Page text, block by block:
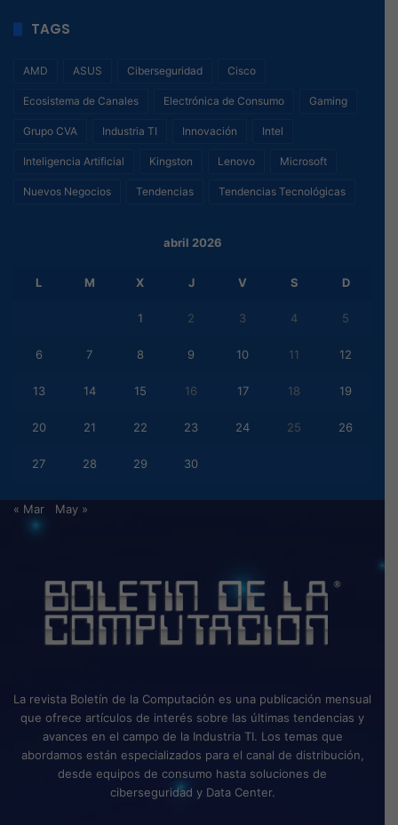
TAGS
AMD ASUS Ciberseguridad Cisco
Ecosistema de Canales Electrónica de Consumo Gaming
Grupo CVA Industria TI Innovación Intel
Inteligencia Artificial Kingston Lenovo Microsoft
Nuevos Negocios Tendencias Tendencias Tecnológicas
abril 2026
L M X J V S D
1 2 3 4 5
6 7 8 9 10 11 12
13 14 15 16 17 18 19
20 21 22 23 24 25 26
27 28 29 30
« Mar May »
La revista Boletín de la Computación es una publicación mensual
que ofrece artículos de interés sobre las últimas tendencias y
avances en el campo de la Industria TI. Los temas que
abordamos están especializados para el canal de distribución,
desde equipos de consumo hasta soluciones de
ciberseguridad y Data Center.